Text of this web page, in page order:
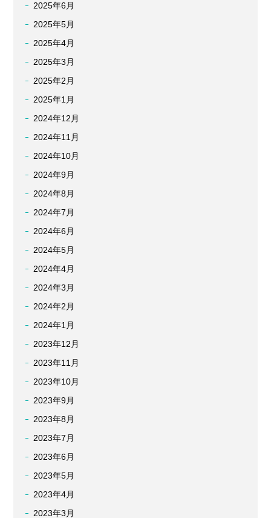
2025年6月
2025年5月
2025年4月
2025年3月
2025年2月
2025年1月
2024年12月
2024年11月
2024年10月
2024年9月
2024年8月
2024年7月
2024年6月
2024年5月
2024年4月
2024年3月
2024年2月
2024年1月
2023年12月
2023年11月
2023年10月
2023年9月
2023年8月
2023年7月
2023年6月
2023年5月
2023年4月
2023年3月